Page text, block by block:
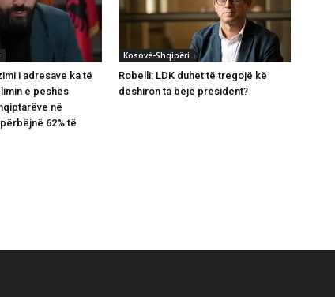
i adresave ka të
e peshës
në
62% të
Kosovë-Shqipëri
Robelli: LDK duhet të tregojë kë
dëshiron ta bëjë president?